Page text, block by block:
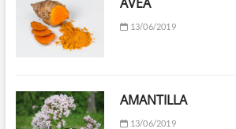
13/06/2019
AMANTILLA
13/06/2019